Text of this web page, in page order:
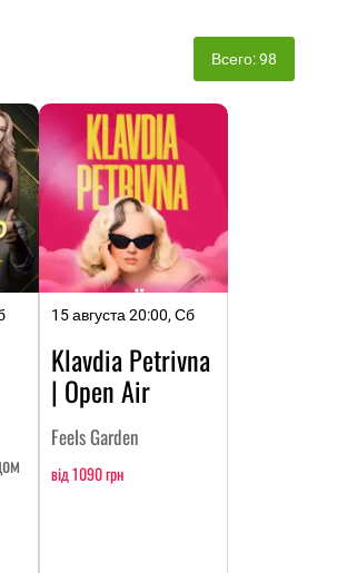
Всего: 98
15 августа 20:00, Сб
Klavdia Petrivna
| Open Air
Feels Garden
від 1090 грн